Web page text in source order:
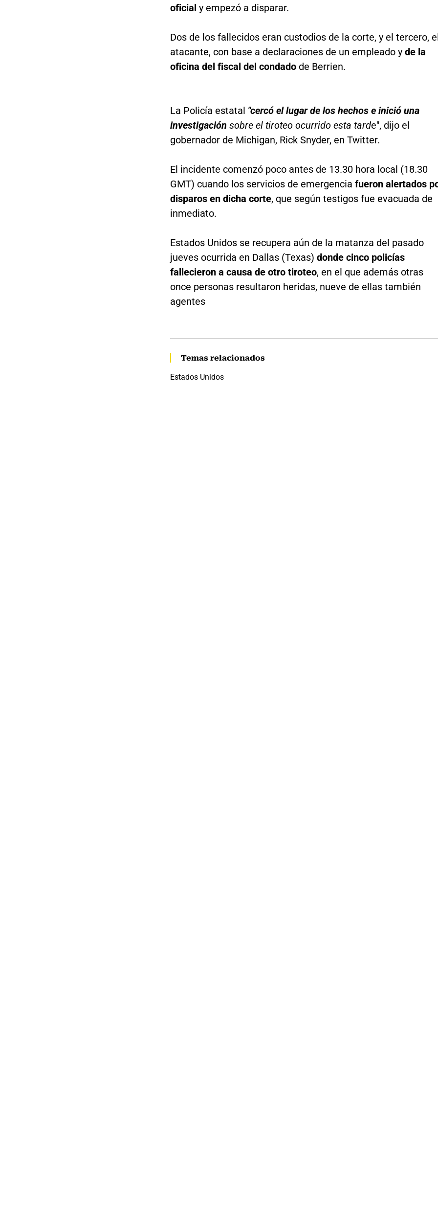
oficial y empezó a disparar.
Dos de los fallecidos eran custodios de la corte, y el tercero,
atacante, con base a declaraciones de un empleado y de la
oficina del fiscal del condadode Berrien.
La Policía estatal "cercó el lugar de los hechos e inició una
investigación sobre el tiroteo ocurrido esta tarde", dijo el
gobernador de Michigan, Rick Snyder, en Twitter.
El incidente comenzó poco antes de 13.30 hora local (18.30
GMT) cuando los servicios de emergencia fueron alertados
disparos en dicha corte, que según testigos fue evacuada de
inmediato.
Estados Unidos se recupera aún de la matanza del pasado
jueves ocurrida en Dallas (Texas) donde cinco policías
fallecieron a causa de otro tiroteo, en el que además otras
once personas resultaron heridas, nueve de ellas también
agentes
Temas relacionados
Estados Unidos